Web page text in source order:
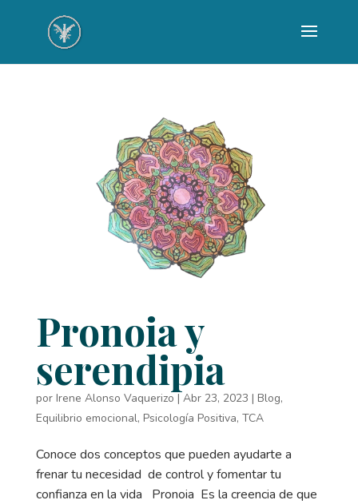
Pronoia y
serendipia
por Irene Alonso Vaquerizo | Abr 23, 2023 | Blog,
Equilibrio emocional, Psicología Positiva, TCA
Conoce dos conceptos que pueden ayudarte a
frenar tu necesidad de control y fomentar tu
confianza en la vida Pronoia Es la creencia de que